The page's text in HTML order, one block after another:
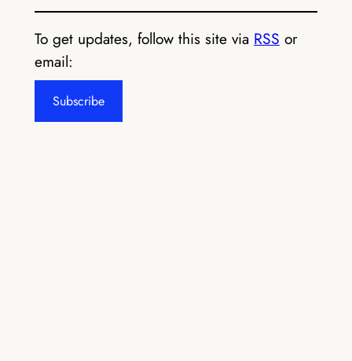
To get updates, follow this site via RSS or
email:
Subscribe